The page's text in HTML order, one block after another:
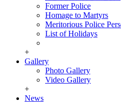
Former Police
Homage to Martyrs
Meritorious Police
List of Holidays
+
Gallery
Photo Gallery
Video Gallery
+
News